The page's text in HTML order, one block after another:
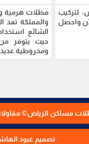
لتركيب
واحصل
مظلات هرمية
والمملكة تعد
الشائع
حيث يتوفر
ومخروطية
مساكن الرياض©
تصميم عبود